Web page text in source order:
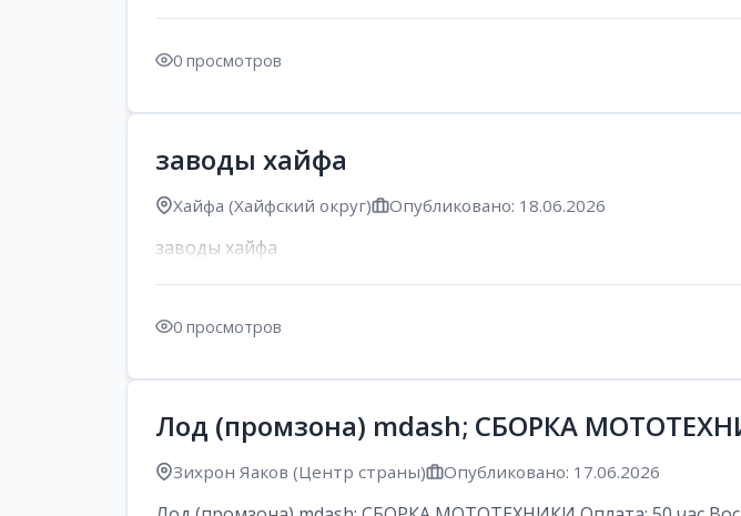
0 просмотров
заводы хайфа
Хайфа (Хайфский округ) Опубликовано: 18.06.2026
заводы хайфа
0 просмотров
Лод (промзона) mdash; СБОРКА
Зихрон Яаков (Центр страны) Опубликовано: 17.06.2026